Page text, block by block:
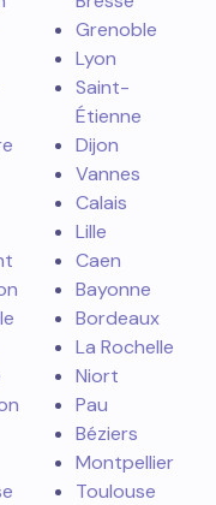
Grenoble
Lyon
Saint-
Étienne
Dijon
Vannes
Calais
Lille
Caen
Bayonne
Bordeaux
La Rochelle
Niort
Pau
Béziers
Montpellier
Toulouse